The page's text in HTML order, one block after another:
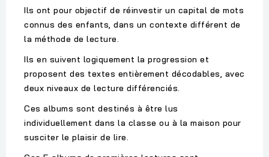
Ils ont pour objectif de réinvestir un capital de mots
connus des enfants, dans un contexte différent de
la méthode de lecture.
Ils en suivent logiquement la progression et
proposent des textes entièrement décodables, avec
deux niveaux de lecture différenciés.
Ces albums sont destinés à être lus
individuellement dans la classe ou à la maison pour
susciter le plaisir de lire.